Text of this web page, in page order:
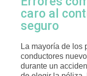
caro al
seguro
La mayoría de los
conductores
durante un